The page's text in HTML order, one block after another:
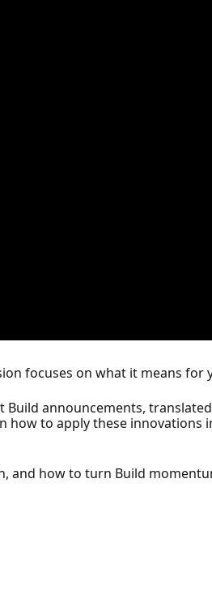
focuses on what it means for
announcements,
how to apply these
and how to turn Build